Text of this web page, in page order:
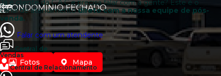
Já é cliente da C.A.C e precisa falar com a gente? Este é o
canal de atendimentodireto com a nossa equipe de pós-
venda.
Falar com um atendente
Central de
Vendas
Central de Relacionamento
CONDOMÍNIO FECHADO
Fotos Mapa